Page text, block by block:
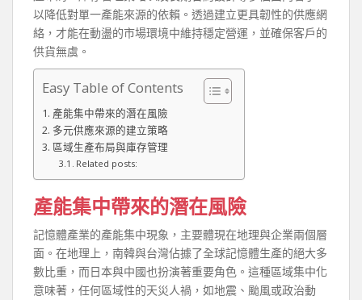
以降低對單一產能來源的依賴。透過建立更具韌性的供應網
絡，才能在動盪的市場環境中維持穩定營運，並確保客戶的
供貨無虞。
Easy Table of Contents
產能集中帶來的潛在風險
多元供應來源的建立策略
區域生產布局與庫存管理
Related posts:
產能集中帶來的潛在風險
記憶體產業的產能集中現象，主要體現在地理與企業兩個層
面。在地理上，南韓與台灣佔據了全球記憶體生產的絕大多
數比重，而日本與中國也扮演著重要角色。這種區域集中化
意味著，任何區域性的天災人禍，如地震、颱風或政治動